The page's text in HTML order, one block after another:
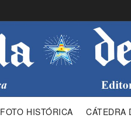
FOTO HISTÓRICA CÁTEDRA